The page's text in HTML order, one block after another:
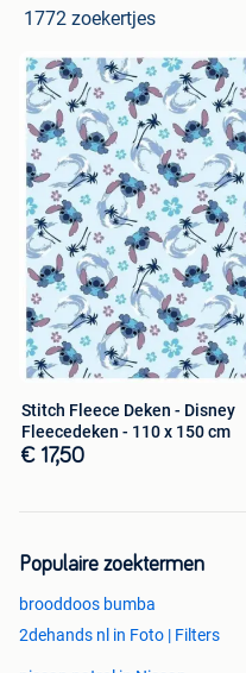
1772 zoekertjes
Stitch Fleece Deken - Disney
Fleecedeken - 110 x 150 cm
€ 17,50
Populaire zoektermen
brooddoos bumba
2dehands nl in Foto | Filters